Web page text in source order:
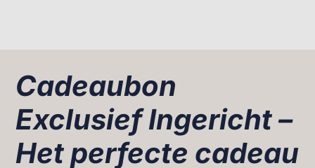
Cadeaubon
Exclusief Ingericht –
Het perfecte cadeau